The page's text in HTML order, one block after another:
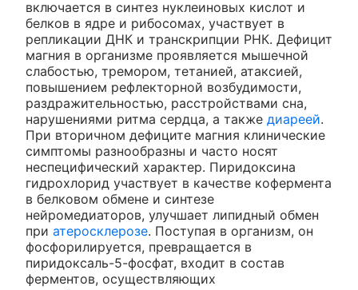
включается в синтез нуклеиновых кислот и
белков в ядре и рибосомах, участвует в
репликации ДНК и транскрипции РНК. Дефицит
магния в организме проявляется мышечной
слабостью, тремором, тетанией, атаксией,
повышением рефлекторной возбудимости,
раздражительностью, расстройствами сна,
нарушениями ритма сердца, а также диареей.
При вторичном дефиците магния клинические
симптомы разнообразны и часто носят
неспецифический характер. Пиридоксина
гидрохлорид участвует в качестве кофермента
в белковом обмене и синтезе
нейромедиаторов, улучшает липидный обмен
при атеросклерозе. Поступая в организм, он
фосфорилируется, превращается в
пиридоксаль-5-фосфат, входит в состав
ферментов, осуществляющих